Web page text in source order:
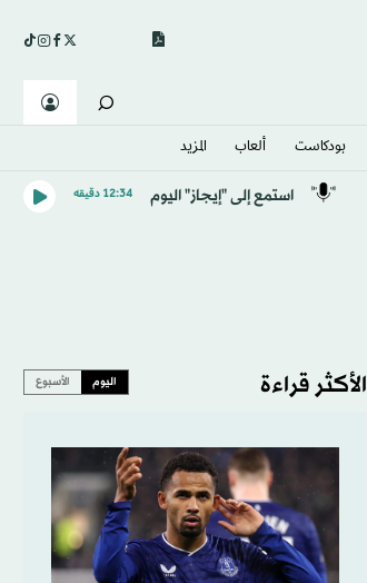
بودكاست ألعاب المزيد
استمع إلى "إيجاز" اليوم 12:34 دقيقه
الأكثر قراءة اليوم الأسبوع